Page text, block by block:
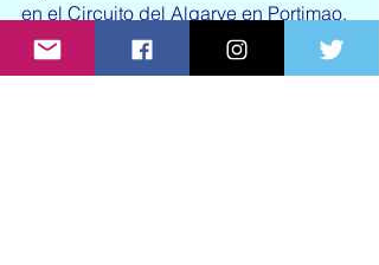
en el Circuito del Algarve en Portimao,
Portugal, con dos carreras de cuatro
horas que tendrán lugar los días 20 y